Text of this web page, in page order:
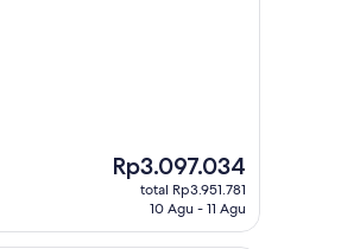
Harga
sekarang
Rp3.097.034
Rp3.097.034
total Rp3.951.781
10 Agu - 11 Agu